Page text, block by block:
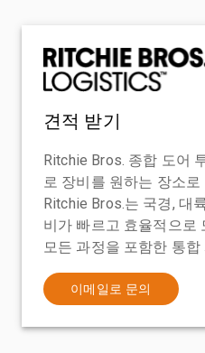
견적 받기
Ritchie Bros. 종합 도어
로 장비를 원하는 장소로
Ritchie Bros.는 국경, 대
비가 빠르고 효율적으로
모든 과정을 포함한 통
이메일로 문의